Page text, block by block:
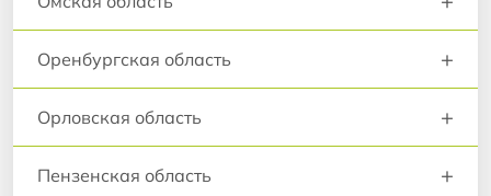
Оренбургская область +
Орловская область +
Пензенская область +